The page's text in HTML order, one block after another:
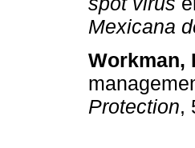
Mexicana
Workman,
Protection,